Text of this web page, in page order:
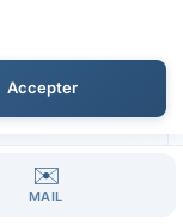
✉️
MAIL
Accepter